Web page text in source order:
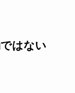
はない